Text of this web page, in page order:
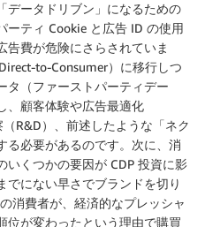
データドリブン」になるための
ーティ Cookie と広告 ID の使用
告費が危険にさらされていま
to-Consumer）に移行しつ
タ（ファーストパーティデー
、顧客体験や広告最適化
（R&D）、前述したような「ネク
る必要があるのです。次に、消
いくつかの要因が CDP 投資に影
でにない早さでブランドを切り
消費者が、経済的なプレッシャ
位が変わったという理由で購買